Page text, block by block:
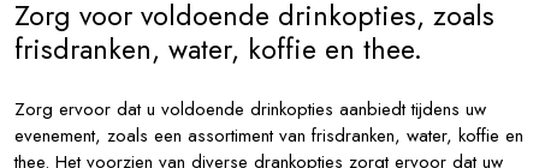
Zorg voor voldoende drinkopties, zoals
frisdranken, water, koffie en thee.
Zorg ervoor dat u voldoende drinkopties aanbiedt tijdens uw
evenement, zoals een assortiment van frisdranken, water, koffie en
thee. Het voorzien van diverse drankopties zorgt ervoor dat uw